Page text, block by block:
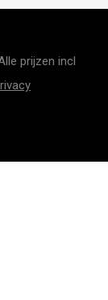
prijzen incl